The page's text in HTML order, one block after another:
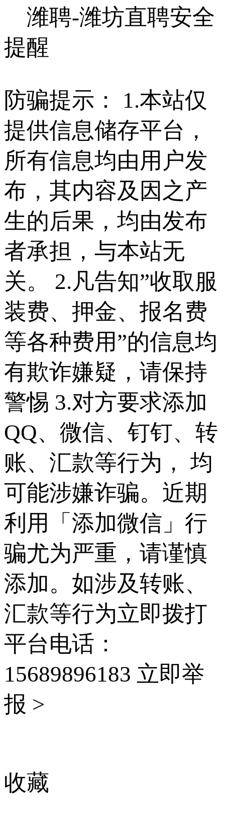
潍聘-潍坊直聘安全
提醒
防骗提示： 1.本站仅
提供信息储存平台，
所有信息均由用户发
布，其内容及因之产
生的后果，均由发布
者承担，与本站无
关。 2.凡告知”收取服
装费、押金、报名费
等各种费用”的信息均
有欺诈嫌疑，请保持
警惕 3.对方要求添加
QQ、微信、钉钉、转
账、汇款等行为， 均
可能涉嫌诈骗。近期
利用「添加微信」行
骗尤为严重，请谨慎
添加。如涉及转账、
汇款等行为立即拨打
平台电话：
15689896183 立即举
报 >
收藏